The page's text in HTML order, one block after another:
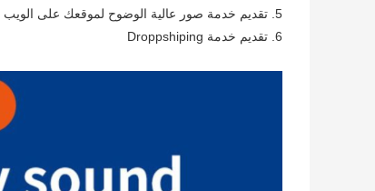
5. تقديم خدمة صور عالية الوضوح لموقعك على الويب
6. تقديم خدمة Droppshiping